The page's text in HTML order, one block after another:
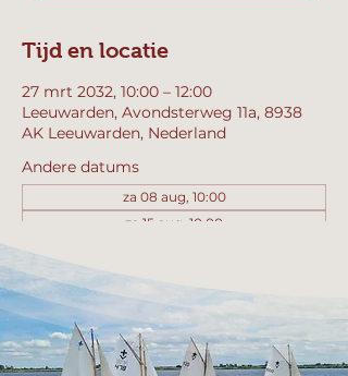
Tijd en locatie
27 mrt 2032, 10:00 – 12:00
Leeuwarden, Avondsterweg 11a, 8938
AK Leeuwarden, Nederland
Andere datums
za 08 aug, 10:00
za 15 aug, 10:00
Bekijk alle 358 datums
Meld mij aan!